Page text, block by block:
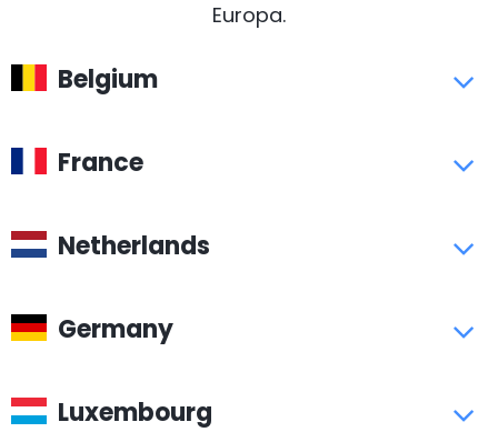
Europa.
Belgium
France
Netherlands
Germany
Luxembourg